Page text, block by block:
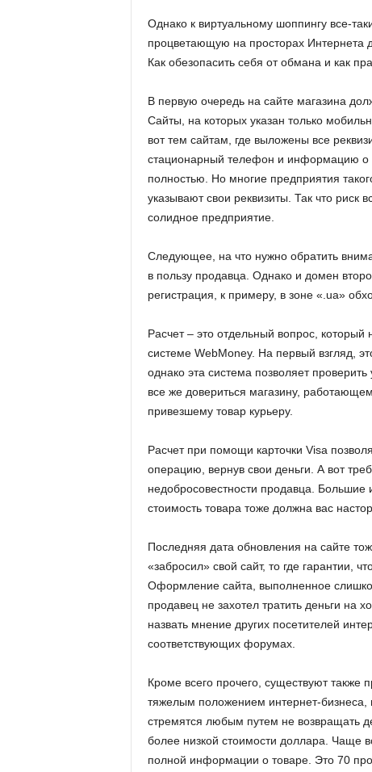
Однако к виртуальному шоппингу все-
процветающую на просторах Интернета
Как обезопасить себя от обмана и как
В первую очередь на сайте магазина
Сайты, на которых указан только
вот тем сайтам, где выложены все
стационарный телефон и информацию о
полностью. Но многие предприятия
указывают свои реквизиты. Так что риск
солидное предприятие.
Следующее, на что нужно обратить
в пользу продавца. Однако и домен
регистрация, к примеру, в зоне «.ua»
Расчет – это отдельный вопрос, который
системе WebMoney. На первый взгляд,
однако эта система позволяет
все же довериться магазину,
привезшему товар курьеру.
Расчет при помощи карточки Visa
операцию, вернув свои деньги. А вот
недобросовестности продавца.
стоимость товара тоже должна вас
Последняя дата обновления на сайте
«забросил» свой сайт, то где гарантии,
Оформление сайта, выполненное
продавец не захотел тратить деньги
назвать мнение других посетителей
соответствующих форумах.
Кроме всего прочего, существуют также
тяжелым положением интернет-
стремятся любым путем не возвращать
более низкой стоимости доллара. Чаще
полной информации о товаре. Это 70